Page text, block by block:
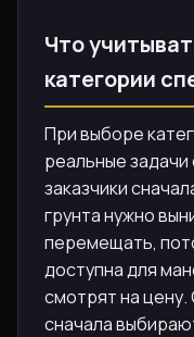
Что
категории
При выборе
реальные задачи
заказчики
грунта нужно
перемещать,
доступна для
смотрят на
сначала